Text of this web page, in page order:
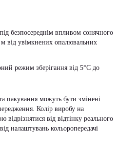
безпосереднім впливом сонячного
м від увімкнених опалювальних
режим зберігання від 5°С до
пакування можуть бути змінені
Колір виробу на
від відтінку реального
налаштувань кольоропередачі